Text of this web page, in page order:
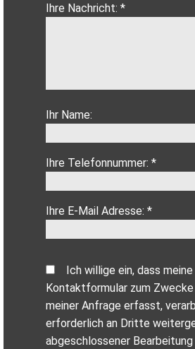
Ihre Nachricht: *
Ihr Name:
Ihre Telefonnummer: *
Ihre E-Mail Adresse: *
Ich willige ein, dass
Kontaktformular zum
meiner Anfrage erfasst,
erforderlich an Dritte
abgeschlossener